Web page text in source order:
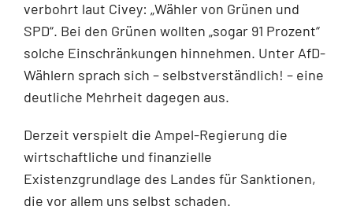
verbohrt laut Civey: „Wähler von Grünen und
SPD“. Bei den Grünen wollten „sogar 91 Prozent“
solche Einschränkungen hinnehmen. Unter AfD-
Wählern sprach sich – selbstverständlich! – eine
deutliche Mehrheit dagegen aus.
Derzeit verspielt die Ampel-Regierung die
wirtschaftliche und finanzielle
Existenzgrundlage des Landes für Sanktionen,
die vor allem uns selbst schaden.